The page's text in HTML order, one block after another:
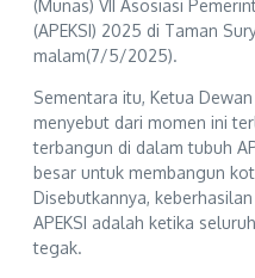
(Munas) VII Asosiasi
(APEKSI) 2025 di Taman
malam(7/5/2025).
Sementara itu, Ketua Dewan
menyebut dari momen ini
terbangun di dalam tubuh
besar untuk membangun
Disebutkannya,
APEKSI adalah ketika
tegak.